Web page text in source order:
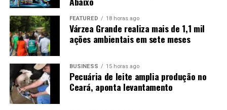
produtividade da soja entre lavouras com e sem aplicação de
calcário. (B) Produtividade da soja em diferentes intervalos de
tempo desde a última aplicação de calcário. Letras diferentes
indicam diferenças estatisticamente significativas (teste de
Tukey, p < 0,05).
FEATURED 18 horas ago
Várzea Grande realiza mais de 1,1 mil
ações ambientais em sete meses
BUSINESS 15 horas ago
Pecuária de leite amplia produção no
Ceará, aponta levantamento